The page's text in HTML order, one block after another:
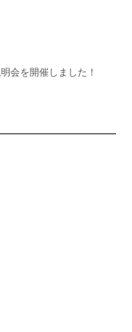
会を開催しました！